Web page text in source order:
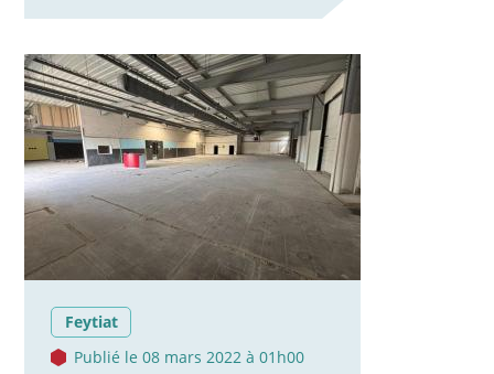
Feytiat
Publié le 08 mars 2022 à 01h00